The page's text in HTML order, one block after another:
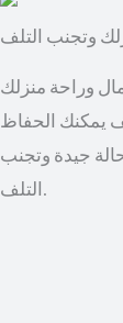
وتجنب التلف
وراحة منزلك
يمكنك الحفاظ
جيدة وتجنب
التلف.